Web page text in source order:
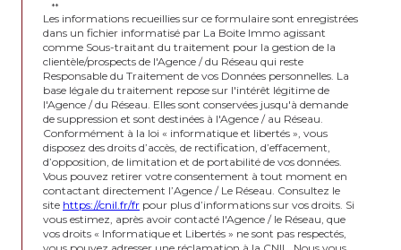
**
Les informations recueillies sur ce formulaire sont enregistrées
dans un fichier informatisé par La Boite Immo agissant
comme Sous-traitant du traitement pour la gestion de la
clientèle/prospects de l'Agence / du Réseau qui reste
Responsable du Traitement de vos Données personnelles. La
base légale du traitement repose sur l'intérêt légitime de
l'Agence / du Réseau. Elles sont conservées jusqu'à demande
de suppression et sont destinées à l'Agence / au Réseau.
Conformément à la loi « informatique et libertés », vous
disposez des droits d’accès, de rectification, d’effacement,
d’opposition, de limitation et de portabilité de vos données.
Vous pouvez retirer votre consentement à tout moment en
contactant directement l’Agence / Le Réseau. Consultez le
site https://cnil.fr/fr pour plus d’informations sur vos droits. Si
vous estimez, après avoir contacté l'Agence / le Réseau, que
vos droits « Informatique et Libertés » ne sont pas respectés,